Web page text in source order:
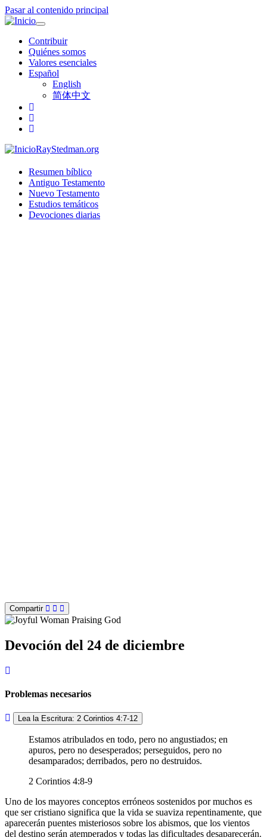
Pasar al contenido principal
Toggle
navigation
Contribuir
Quiénes somos
Valores esenciales
Español
English
简体中文
RayStedman.org
Resumen bíblico
Antiguo Testamento
Nuevo Testamento
Estudios temáticos
Devociones diarias
Compartir
Devoción del 24 de diciembre
Problemas necesarios
Lea la Escritura: 2 Corintios 4:7-12
Estamos atribulados en todo, pero no angustiados; en
apuros, pero no desesperados; perseguidos, pero no
desamparados; derribados, pero no destruidos.
2 Corintios 4:8-9
Uno de los mayores conceptos erróneos sostenidos por muchos es
que ser cristiano significa que la vida se suaviza repentinamente, que
aparecerán puentes misteriosos sobre los abismos, que los vientos
del destino serán atemperados y todas las dificultades desaparecerán.